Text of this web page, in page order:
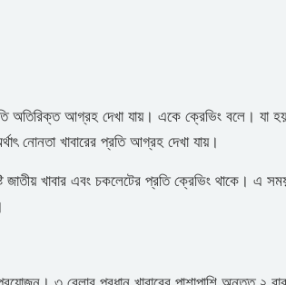
অতিরিক্ত আগ্রহ দেখা যায়। একে ক্রেভিং বলে। যা
নোনতা খাবারের প্রতি আগ্রহ দেখা যায়।
জাতীয় খাবার এবং চকলেটের প্রতি ক্রেভিং থাকে। এ